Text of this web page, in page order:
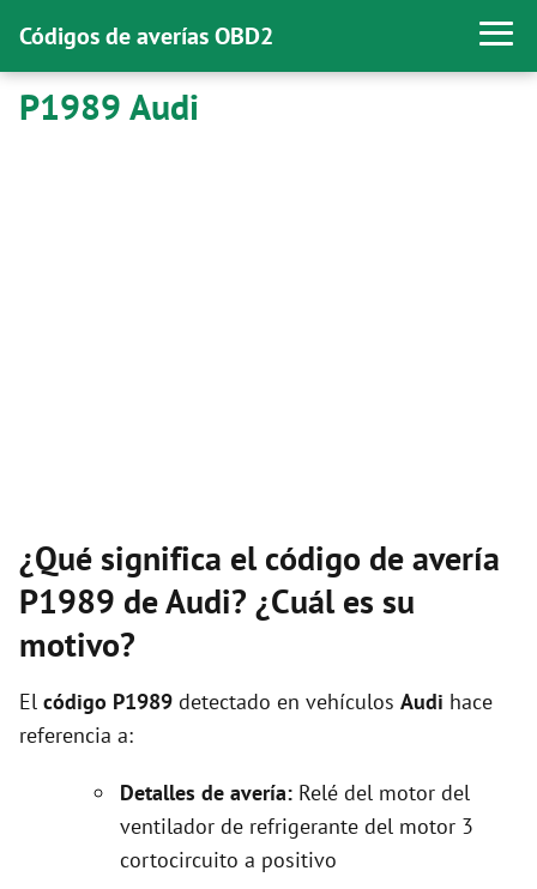
Códigos de averías OBD2
P1989 Audi
¿Qué significa el código de avería
P1989 de Audi? ¿Cuál es su
motivo?
El código P1989 detectado en vehículos Audi hace
referencia a:
Detalles de avería: Relé del motor del
ventilador de refrigerante del motor 3
cortocircuito a positivo